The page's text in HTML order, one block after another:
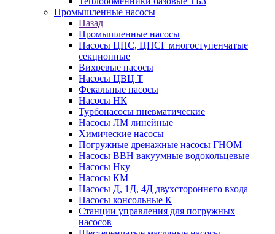
Промышленные насосы
Назад
Промышленные насосы
Насосы ЦНС, ЦНСГ многоступенчатые
секционные
Вихревые насосы
Насосы ЦВЦ Т
Фекальные насосы
Насосы НК
Турбонасосы пневматические
Насосы ЛМ линейные
Химические насосы
Погружные дренажные насосы ГНОМ
Насосы ВВН вакуумные водокольцевые
Насосы Нку
Насосы КМ
Насосы Д, 1Д, 4Д двухстороннего входа
Насосы консольные К
Станции управления для погружных
насосов